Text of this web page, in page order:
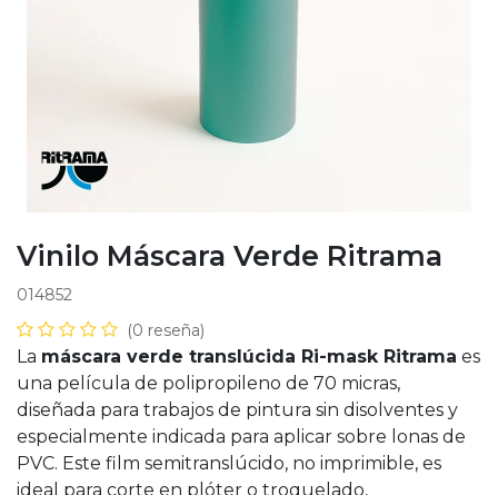
Vinilo Máscara Verde Ritrama
014852
(0 reseña)
La máscara verde translúcida Ri-mask Ritrama es
una película de polipropileno de 70 micras,
diseñada para trabajos de pintura sin disolventes y
especialmente indicada para aplicar sobre lonas de
PVC. Este film semitranslúcido, no imprimible, es
ideal para corte en plóter o troquelado,